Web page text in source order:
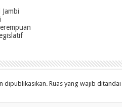
dipublikasikan. Ruas yang wajib ditandai